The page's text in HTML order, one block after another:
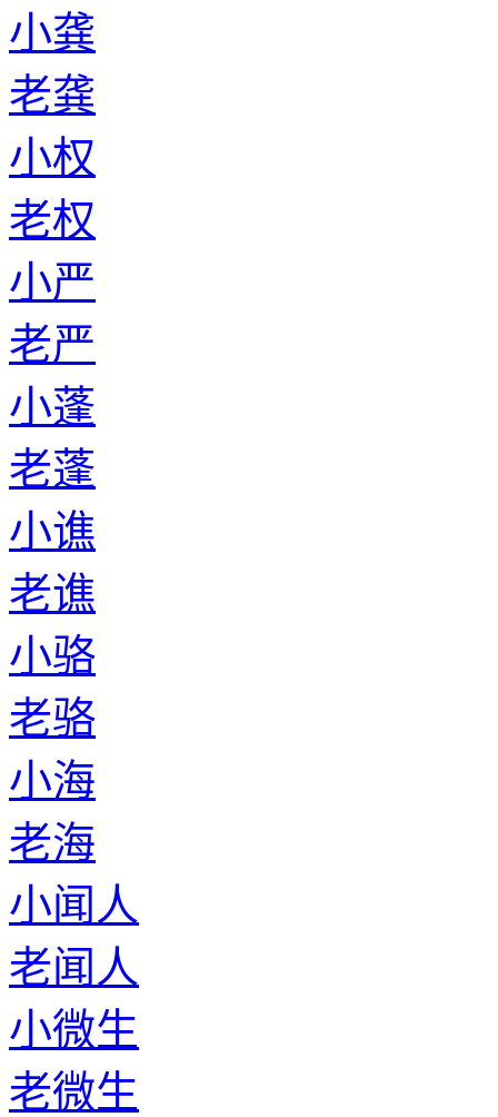
小龚
老龚
小权
老权
小严
老严
小蓬
老蓬
小谯
老谯
小骆
老骆
小海
老海
小闻人
老闻人
小微生
老微生